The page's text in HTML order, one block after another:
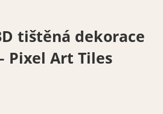
tištěná dekorace
Pixel Art Tiles